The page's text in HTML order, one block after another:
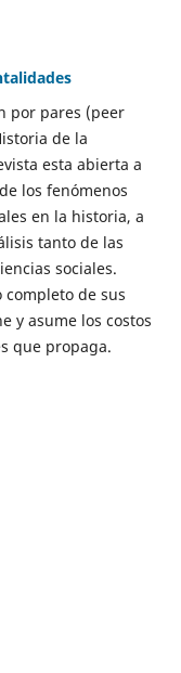
por pares (peer
de la
esta abierta a
los fenómenos
en la historia, a
tanto de las
sociales.
completo de sus
y asume los costos
que propaga.